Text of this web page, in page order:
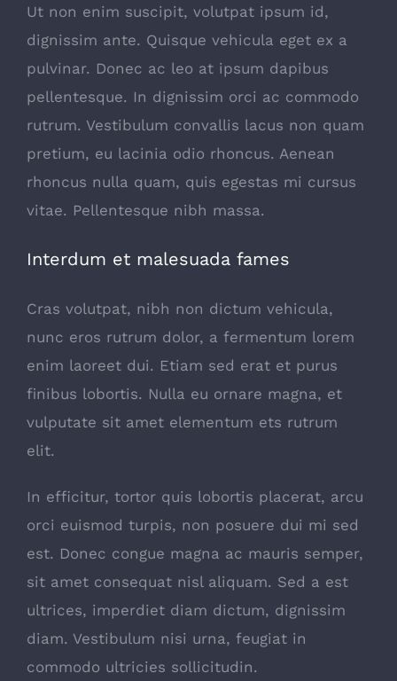
Ut non enim suscipit, volutpat ipsum id,
dignissim ante. Quisque vehicula eget ex a
pulvinar. Donec ac leo at ipsum dapibus
pellentesque. In dignissim orci ac commodo
rutrum. Vestibulum convallis lacus non quam
pretium, eu lacinia odio rhoncus. Aenean
rhoncus nulla quam, quis egestas mi cursus
vitae. Pellentesque nibh massa.
Interdum et malesuada fames
Cras volutpat, nibh non dictum vehicula,
nunc eros rutrum dolor, a fermentum lorem
enim laoreet dui. Etiam sed erat et purus
finibus lobortis. Nulla eu ornare magna, et
vulputate sit amet elementum ets rutrum
elit.
In efficitur, tortor quis lobortis placerat, arcu
orci euismod turpis, non posuere dui mi sed
est. Donec congue magna ac mauris semper,
sit amet consequat nisl aliquam. Sed a est
ultrices, imperdiet diam dictum, dignissim
diam. Vestibulum nisi urna, feugiat in
commodo ultricies sollicitudin.